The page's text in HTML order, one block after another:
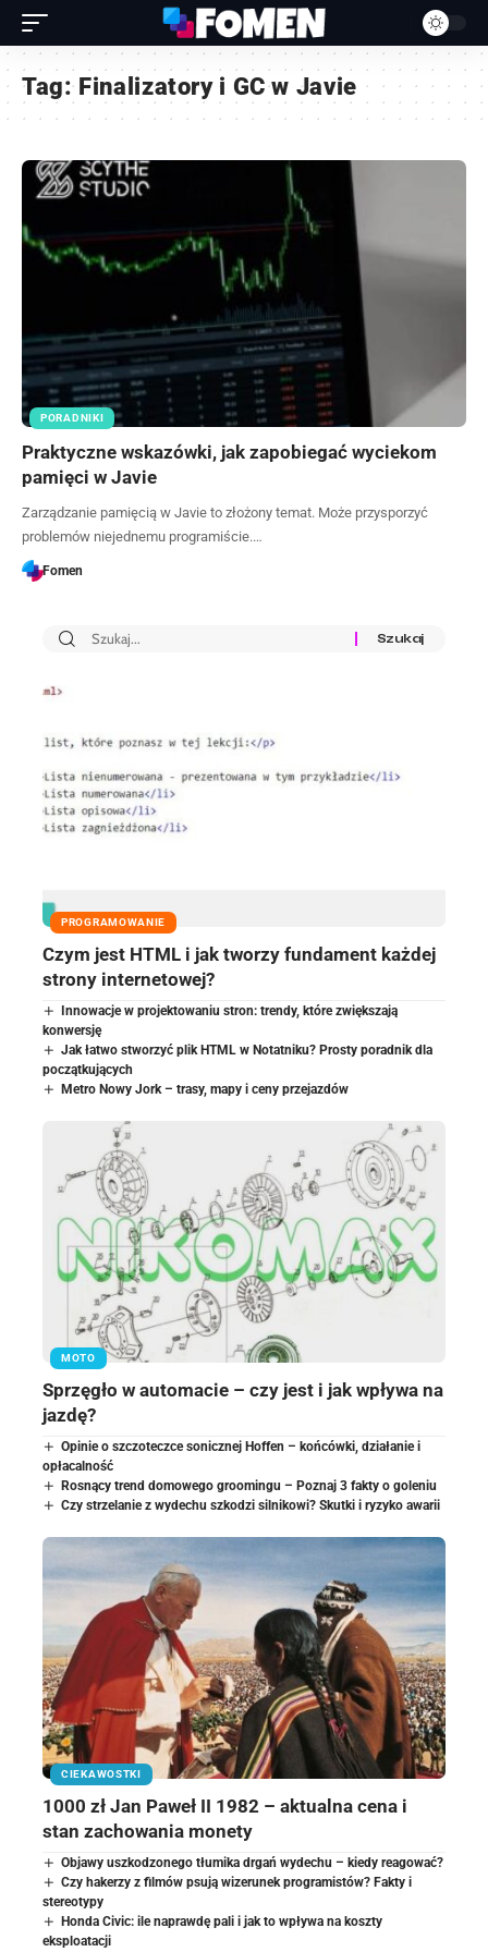
Tag: Finalizatory i GC w Javie
PORADNIKI
Praktyczne wskazówki, jak zapobiegać wyciekom
pamięci w Javie
Zarządzanie pamięcią w Javie to złożony temat. Może przysporzyć
problemów niejednemu programiście.…
Fomen
PROGRAMOWANIE
Czym jest HTML i jak tworzy fundament każdej
strony internetowej?
Innowacje w projektowaniu stron: trendy, które zwiększają
konwersję
Jak łatwo stworzyć plik HTML w Notatniku? Prosty poradnik dla
początkujących
Metro Nowy Jork – trasy, mapy i ceny przejazdów
MOTO
Sprzęgło w automacie – czy jest i jak wpływa na
jazdę?
Opinie o szczoteczce sonicznej Hoffen – końcówki, działanie i
opłacalność
Rosnący trend domowego groomingu – Poznaj 3 fakty o goleniu
Czy strzelanie z wydechu szkodzi silnikowi? Skutki i ryzyko awarii
CIEKAWOSTKI
1000 zł Jan Paweł II 1982 – aktualna cena i
stan zachowania monety
Objawy uszkodzonego tłumika drgań wydechu – kiedy reagować?
Czy hakerzy z filmów psują wizerunek programistów? Fakty i
stereotypy
Honda Civic: ile naprawdę pali i jak to wpływa na koszty
eksploatacji